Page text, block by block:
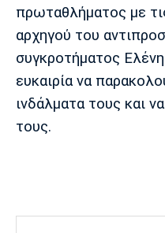
πρωταθλήματος με
αρχηγού του
συγκροτήματος
ευκαιρία να
ινδάλματα τους και
τους.